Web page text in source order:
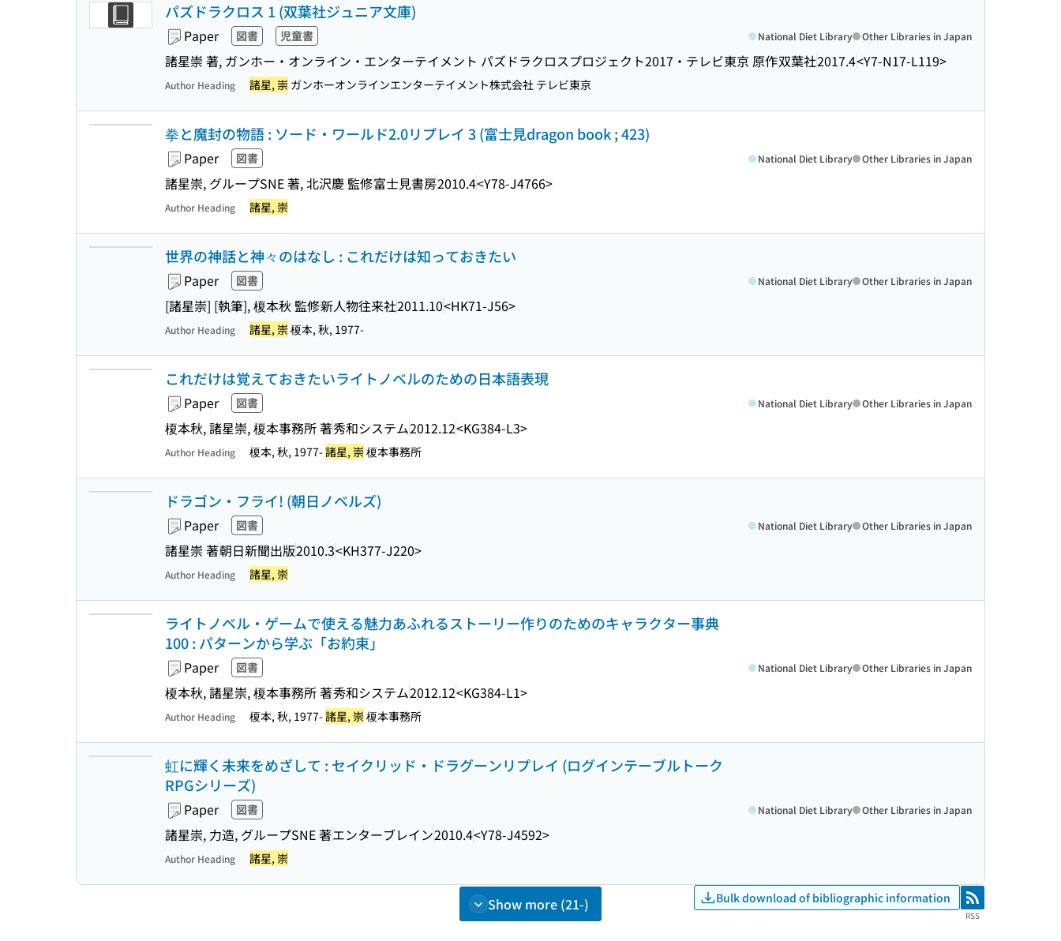
パズドラクロス 1 (双葉社ジュニア文庫)
Paper 図書 児童書
諸星崇 著, ガンホー・オンライン・エンターテイメント パズドラクロスプロジェクト2017・テレビ東京 原作双葉社2017.4<Y7-N17-L119>
National Diet Library Other Libraries in Japan
Author Heading 諸星, 崇 ガンホーオンラインエンターテイメント株式会社 テレビ東京
拳と魔封の物語 : ソード・ワールド2.0リプレイ 3 (富士見dragon book ; 423)
Paper 図書
諸星崇, グループSNE 著, 北沢慶 監修富士見書房2010.4<Y78-J4766>
National Diet Library Other Libraries in Japan
Author Heading 諸星, 崇
世界の神話と神々のはなし : これだけは知っておきたい
Paper 図書
[諸星崇] [執筆], 榎本秋 監修新人物往来社2011.10<HK71-J56>
National Diet Library Other Libraries in Japan
Author Heading 諸星, 崇 榎本, 秋, 1977-
これだけは覚えておきたいライトノベルのための日本語表現
Paper 図書
榎本秋, 諸星崇, 榎本事務所 著秀和システム2012.12<KG384-L3>
National Diet Library Other Libraries in Japan
Author Heading 榎本, 秋, 1977-諸星, 崇 榎本事務所
ドラゴン・フライ! (朝日ノベルズ)
Paper 図書
諸星崇 著朝日新聞出版2010.3<KH377-J220>
National Diet Library Other Libraries in Japan
Author Heading 諸星, 崇
ライトノベル・ゲームで使える魅力あふれるストーリー作りのためのキャラクター事典
100 : パターンから学ぶ「お約束」
Paper 図書
榎本秋, 諸星崇, 榎本事務所 著秀和システム2012.12<KG384-L1>
National Diet Library Other Libraries in Japan
Author Heading 榎本, 秋, 1977-諸星, 崇 榎本事務所
虹に輝く未来をめざして : セイクリッド・ドラグーンリプレイ (ログインテーブルトーク
RPGシリーズ)
Paper 図書
諸星崇, 力造, グループSNE 著エンターブレイン2010.4<Y78-J4592>
National Diet Library Other Libraries in Japan
Author Heading 諸星, 崇
Show more (21-) Bulk download of bibliographic information RSS
RSS